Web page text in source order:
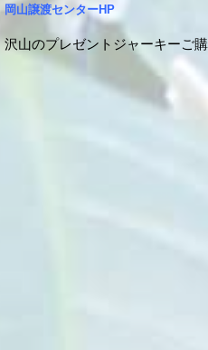
岡山譲渡センターHP
沢山のプレゼントジャーキーご